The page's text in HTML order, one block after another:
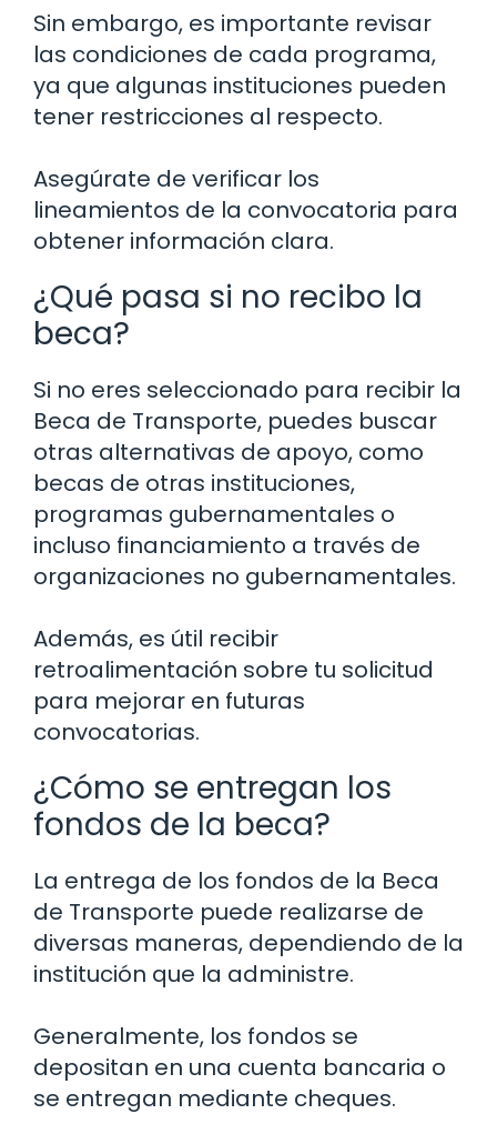
Sin embargo, es importante revisar
las condiciones de cada programa,
ya que algunas instituciones pueden
tener restricciones al respecto.
Asegúrate de verificar los
lineamientos de la convocatoria para
obtener información clara.
¿Qué pasa si no recibo la
beca?
Si no eres seleccionado para recibir la
Beca de Transporte, puedes buscar
otras alternativas de apoyo, como
becas de otras instituciones,
programas gubernamentales o
incluso financiamiento a través de
organizaciones no gubernamentales.
Además, es útil recibir
retroalimentación sobre tu solicitud
para mejorar en futuras
convocatorias.
¿Cómo se entregan los
fondos de la beca?
La entrega de los fondos de la Beca
de Transporte puede realizarse de
diversas maneras, dependiendo de la
institución que la administre.
Generalmente, los fondos se
depositan en una cuenta bancaria o
se entregan mediante cheques.